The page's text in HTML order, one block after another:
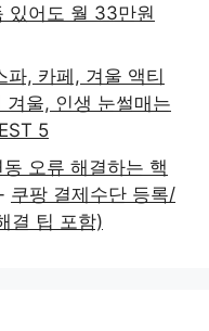
있어도 월 33만원
파, 카페, 겨울 액티
겨울, 인생 눈썰매는
5
오류 해결하는 핵
쿠팡 결제수단 등록/
결 팁 포함)